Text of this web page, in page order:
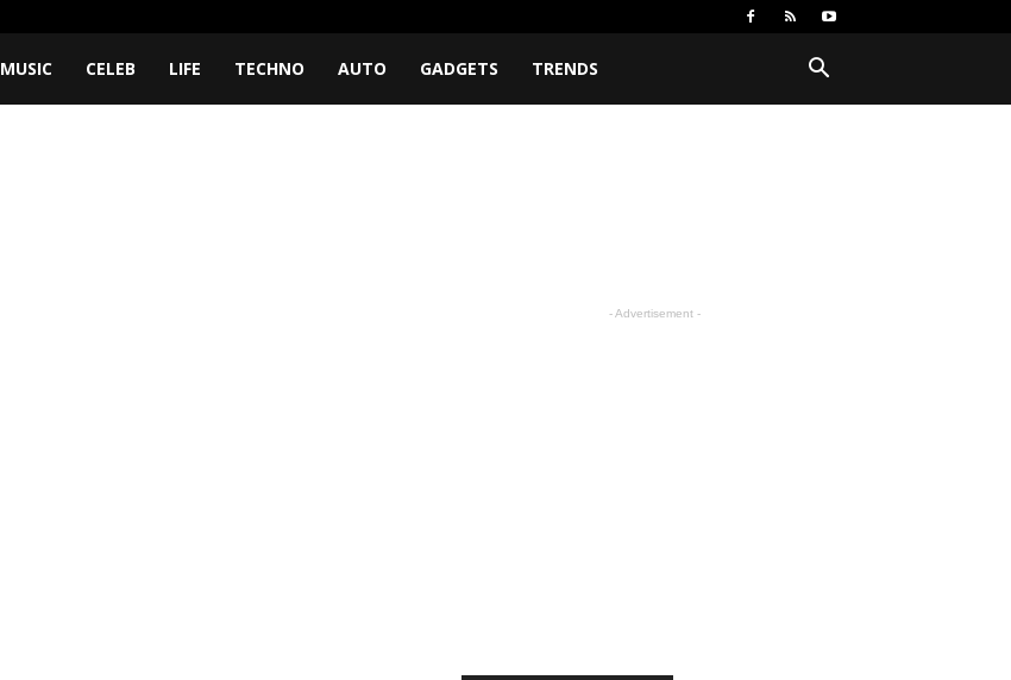
MUSIC CELEB LIFE TECHNO AUTO GADGETS TRENDS
- Advertisement -